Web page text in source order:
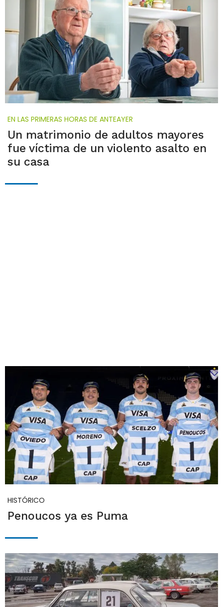
EN LAS PRIMERAS HORAS DE ANTEAYER
Un matrimonio de adultos mayores
fue víctima de un violento asalto en
su casa
HISTÓRICO
Penoucos ya es Puma